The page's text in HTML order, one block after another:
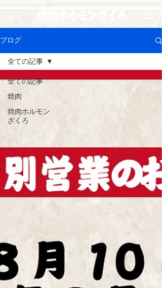
ブログ
全ての記事
焼肉
焼肉ホルモン
ざくろ
全ての記事